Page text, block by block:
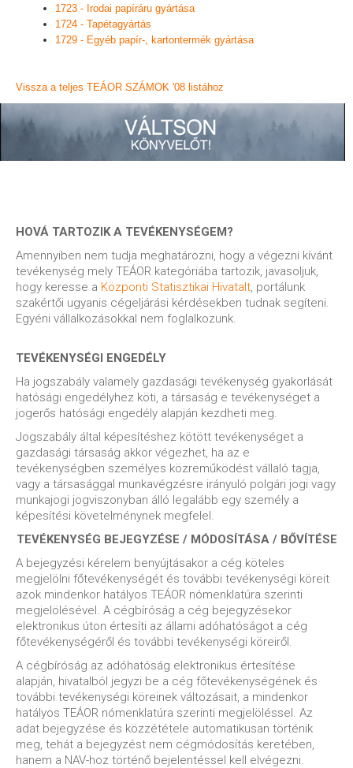
1723 - Irodai papíráru gyártása
1724 - Tapétagyártás
1729 - Egyéb papír-, kartontermék gyártása
Vissza a teljes TEÁOR SZÁMOK '08 listához
HOVÁ TARTOZIK A TEVÉKENYSÉGEM?
Amennyiben nem tudja meghatározni, hogy a végezni kívánt
tevékenység mely TEÁOR kategóriába tartozik, javasoljuk,
hogy keresse a Központi Statisztikai Hivatalt , portálunk
szakértői ugyanis cégeljárási kérdésekben tudnak segíteni.
Egyéni vállalkozásokkal nem foglalkozunk.
TEVÉKENYSÉGI ENGEDÉLY
Ha jogszabály valamely gazdasági tevékenység gyakorlását
hatósági engedélyhez köti, a társaság e tevékenységet a
jogerős hatósági engedély alapján kezdheti meg.
Jogszabály által képesítéshez kötött tevékenységet a
gazdasági társaság akkor végezhet, ha az e
tevékenységben személyes közreműködést vállaló tagja,
vagy a társasággal munkavégzésre irányuló polgári jogi vagy
munkajogi jogviszonyban álló legalább egy személy a
képesítési követelménynek megfelel.
TEVÉKENYSÉG BEJEGYZÉSE / MÓDOSÍTÁSA / BŐVÍTÉSE
A bejegyzési kérelem benyújtásakor a cég köteles
megjelölni főtevékenységét és további tevékenységi köreit
azok mindenkor hatályos TEÁOR nómenklatúra szerinti
megjelölésével. A cégbíróság a cég bejegyzésekor
elektronikus úton értesíti az állami adóhatóságot a cég
főtevékenységéről és további tevékenységi köreiről.
A cégbíróság az adóhatóság elektronikus értesítése
alapján, hivatalból jegyzi be a cég főtevékenységének és
további tevékenységi köreinek változásait, a mindenkor
hatályos TEÁOR nómenklatúra szerinti megjelöléssel. Az
adat bejegyzése és közzététele automatikusan történik
meg, tehát a bejegyzést nem cégmódosítás keretében,
hanem a NAV-hoz történő bejelentéssel kell elvégezni.